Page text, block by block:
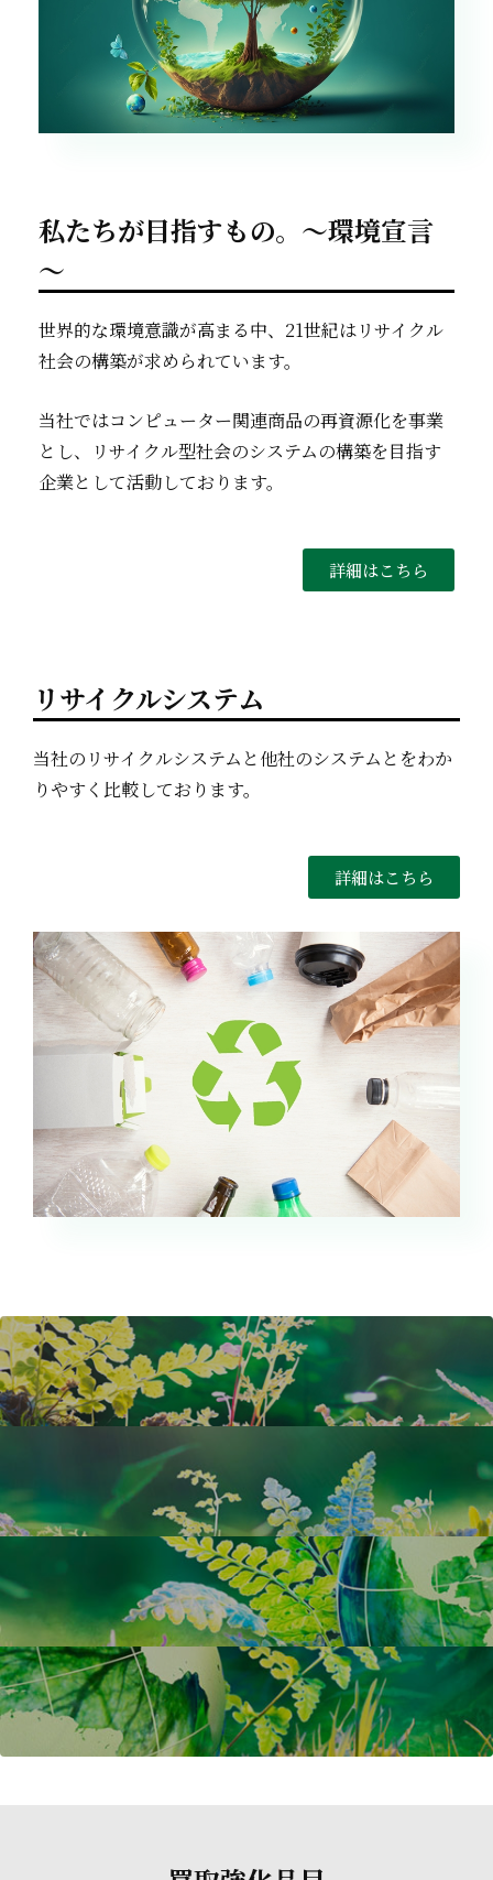
私たちが目指すもの。～環境宣言
～
世界的な環境意識が高まる中、21世紀はリサイクル
社会の構築が求められています。
当社ではコンピューター関連商品の再資源化を事業
とし、リサイクル型社会のシステムの構築を目指す
企業として活動しております。
詳細はこちら
リサイクルシステム
当社のリサイクルシステムと他社のシステムとをわか
りやすく比較しております。
詳細はこちら